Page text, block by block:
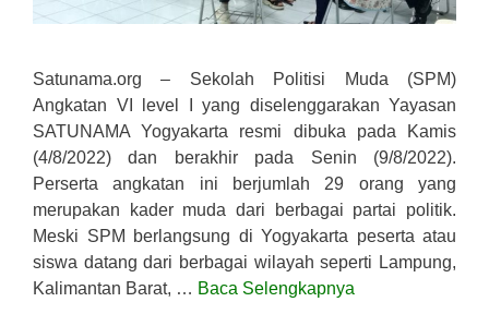
Satunama.org – Sekolah Politisi Muda (SPM)
Angkatan VI level I yang diselenggarakan Yayasan
SATUNAMA Yogyakarta resmi dibuka pada Kamis
(4/8/2022) dan berakhir pada Senin (9/8/2022).
Perserta angkatan ini berjumlah 29 orang yang
merupakan kader muda dari berbagai partai politik.
Meski SPM berlangsung di Yogyakarta peserta atau
siswa datang dari berbagai wilayah seperti Lampung,
Kalimantan Barat, … Baca Selengkapnya